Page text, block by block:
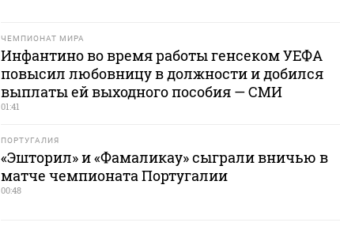
ЧЕМПИОНАТ МИРА
Инфантино во время работы генсеком УЕФА
повысил любовницу в должности и добился
выплаты ей выходного пособия — СМИ
01:41
ПОРТУГАЛИЯ
«Эшторил» и «Фамаликау» сыграли вничью в
матче чемпионата Португалии
00:48